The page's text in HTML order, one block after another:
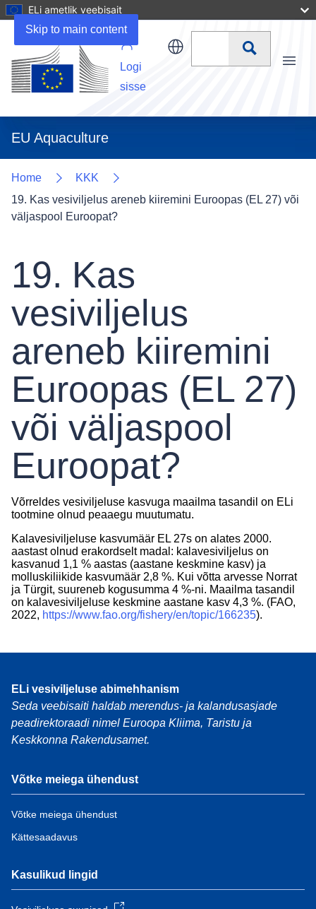
Skip to main content
ELi ametlik veebisait
Logi
sisse
Otsi
EU Aquaculture
Menu
Home
KKK
19. Kas vesiviljelus areneb kiiremini Euroopas (EL 27) või
väljaspool Euroopat?
19. Kas
vesiviljelus
areneb kiiremini
Euroopas (EL 27)
või väljaspool
Euroopat?
Võrreldes vesiviljeluse kasvuga maailma tasandil on ELi
tootmine olnud peaaegu muutumatu.
Kalavesiviljeluse kasvumäär EL 27s on alates 2000.
aastast olnud erakordselt madal: kalavesiviljelus on
kasvanud 1,1 % aastas (aastane keskmine kasv) ja
molluskiliikide kasvumäär 2,8 %. Kui võtta arvesse Norrat
ja Türgit, suureneb kogusumma 4 %-ni. Maailma tasandil
on kalavesiviljeluse keskmine aastane kasv 4,3 %. (FAO,
2022, https://www.fao.org/fishery/en/topic/166235).
ELi vesiviljeluse abimehhanism
Seda veebisaiti haldab merendus- ja kalandusasjade
peadirektoraadi nimel Euroopa Kliima, Taristu ja
Keskkonna Rakendusamet.
Võtke meiega ühendust
Võtke meiega ühendust
Kättesaadavus
Kasulikud lingid